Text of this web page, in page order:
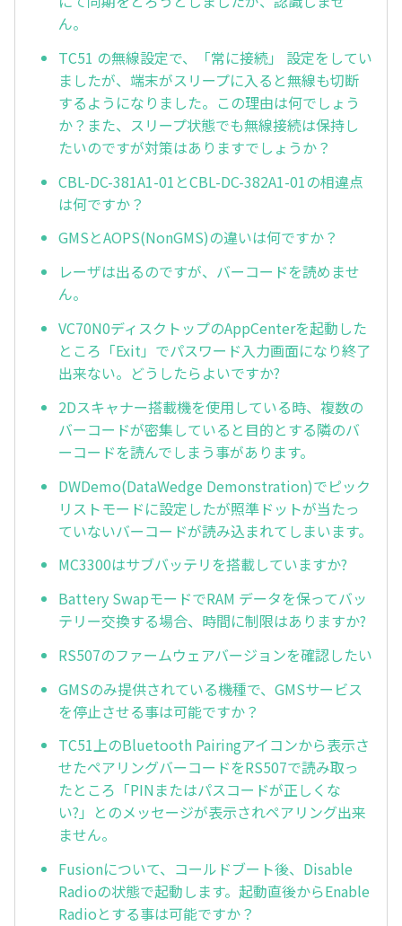
ん。
TC51 の無線設定で、「常に接続」 設定をしてい
ましたが、端末がスリープに入ると無線も切断
するようになりました。この理由は何でしょう
か？また、スリープ状態でも無線接続は保持し
たいのですが対策はありますでしょうか？
CBL-DC-381A1-01とCBL-DC-382A1-01の相違点
は何ですか？
GMSとAOPS(NonGMS)の違いは何ですか？
レーザは出るのですが、バーコードを読めませ
ん。
VC70N0ディスクトップのAppCenterを起動した
ところ「Exit」でパスワード入力画面になり終了
出来ない。どうしたらよいですか?
2Dスキャナー搭載機を使用している時、複数の
バーコードが密集していると目的とする隣のバ
ーコードを読んでしまう事があります。
DWDemo(DataWedge Demonstration)でピック
リストモードに設定したが照準ドットが当たっ
ていないバーコードが読み込まれてしまいます。
MC3300はサブバッテリを搭載していますか?
Battery SwapモードでRAM データを保ってバッ
テリー交換する場合、時間に制限はありますか?
RS507のファームウェアバージョンを確認したい
GMSのみ提供されている機種で、GMSサービス
を停止させる事は可能ですか？
TC51上のBluetooth Pairingアイコンから表示さ
せたペアリングバーコードをRS507で読み取っ
たところ「PINまたはパスコードが正しくな
い?」とのメッセージが表示されペアリング出来
ません。
Fusionについて、コールドブート後、Disable
Radioの状態で起動します。起動直後からEnable
Radioとする事は可能ですか？